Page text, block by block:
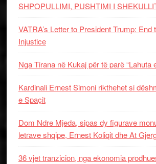
SHPOPULLIMI, PUSHTIMI I
VATRA’s Letter to President Trump: End
Injustice
Nga Tirana në Kukaj për të parë “Lahuta
Kardinali Ernest Simoni rikthehet si
e Spaçit
Dom Ndre Mjeda, sipas dy figurave
letrave shqipe, Ernest Koliqit dhe At
36 vjet tranzicion, nga ekonomia